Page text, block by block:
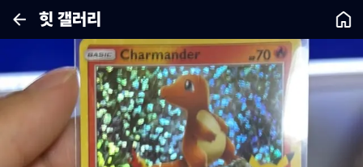
힛 갤러리